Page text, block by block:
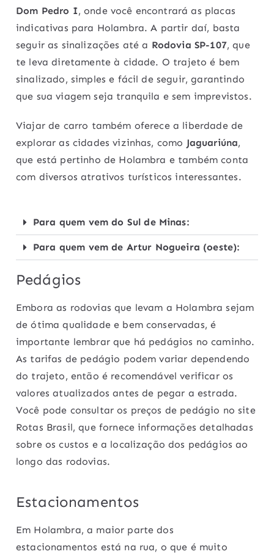
Dom Pedro I, onde você encontrará as placas
indicativas para Holambra. A partir daí, basta
seguir as sinalizações até a Rodovia SP-107, que
te leva diretamente à cidade. O trajeto é bem
sinalizado, simples e fácil de seguir, garantindo
que sua viagem seja tranquila e sem imprevistos.
Viajar de carro também oferece a liberdade de
explorar as cidades vizinhas, como Jaguariúna,
que está pertinho de Holambra e também conta
com diversos atrativos turísticos interessantes.
Para quem vem do Sul de Minas:
Para quem vem de Artur Nogueira (oeste):
Pedágios
Embora as rodovias que levam a Holambra sejam
de ótima qualidade e bem conservadas, é
importante lembrar que há pedágios no caminho.
As tarifas de pedágio podem variar dependendo
do trajeto, então é recomendável verificar os
valores atualizados antes de pegar a estrada.
Você pode consultar os preços de pedágio no site
Rotas Brasil, que fornece informações detalhadas
sobre os custos e a localização dos pedágios ao
longo das rodovias.
Estacionamentos
Em Holambra, a maior parte dos
estacionamentos está na rua, o que é muito